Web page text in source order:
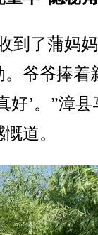
了蒲妈
爷爷捧着
好’。”漳县
道。